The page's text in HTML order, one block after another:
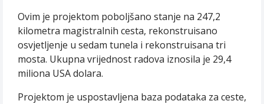
Ovim je projektom poboljšano stanje na 247,2
kilometra magistralnih cesta, rekonstruisano
osvjetljenje u sedam tunela i rekonstruisana tri
mosta. Ukupna vrijednost radova iznosila je 29,4
miliona USA dolara.
Projektom je uspostavljena baza podataka za ceste,